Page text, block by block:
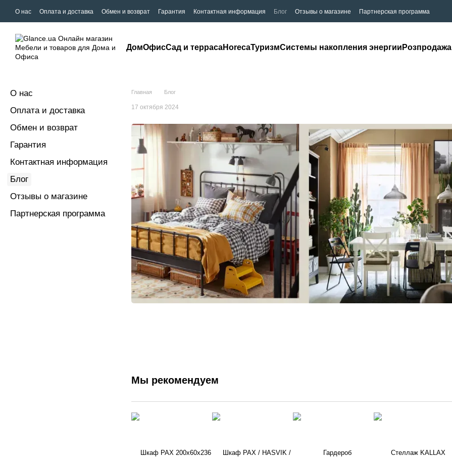
О нас Оплата и доставка Обмен и возврат Гарантия Контактная информация Блог Отзывы о магазине Партнерская программа
ДомОфисСад и террасаHorecaТуризмСистемы накопления энергии Розпродажа
Главная Блог
17 октября 2024
Мы рекомендуем
О нас
Оплата и доставка
Обмен и возврат
Гарантия
Контактная информация
Блог
Отзывы о магазине
Партнерская программа